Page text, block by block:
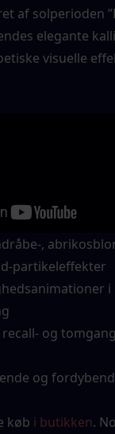
af solperioden
elegante
visuelle
,
partikeleffekter
og
og
køb i butikken.